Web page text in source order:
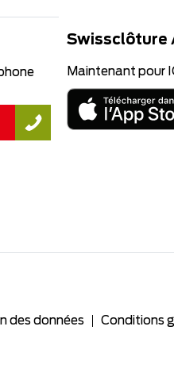
Swissclôture
Maintenant pour
des données Conditions